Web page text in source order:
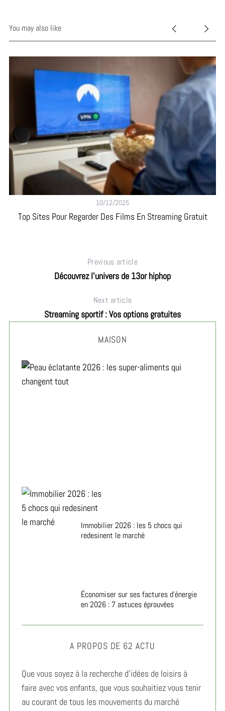
You may also like
10/12/2025
Top Sites Pour Regarder Des Films En Streaming Gratuit
Previous article
Découvrez l’univers de 13or hiphop
Next article
Streaming sportif : Vos options gratuites
MAISON
Immobilier 2026 : les 5 chocs qui
redesinent le marché
Économiser sur ses factures d’énergie
en 2026 : 7 astuces éprouvées
A PROPOS DE 62 ACTU
Que vous soyez à la recherche d’idées de loisirs à
faire avec vos enfants, que vous souhaitiez vous tenir
au courant de tous les mouvements du marché